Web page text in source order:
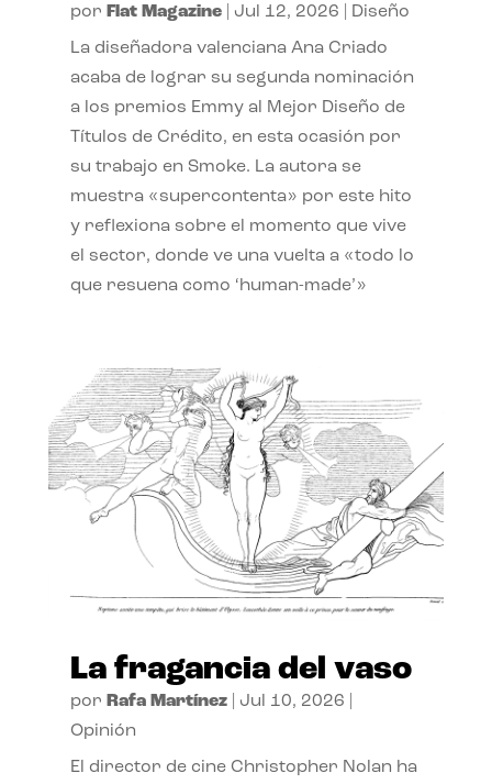
por Flat Magazine| Jul 12, 2026 Diseño
La diseñadora valenciana Ana Criado
acaba de lograr su segunda nominación
a los premios Emmy al Mejor Diseño de
Títulos de Crédito, en esta ocasión por
su trabajo en Smoke. La autora se
muestra «supercontenta» por este hito
y reflexiona sobre el momento que vive
el sector, donde ve una vuelta a «todo lo
que resuena como ‘human-made’»
La fragancia del vaso
por Rafa Martínez| Jul 10, 2026
Opinión
El director de cine Christopher Nolan ha